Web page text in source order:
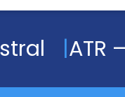
ATR